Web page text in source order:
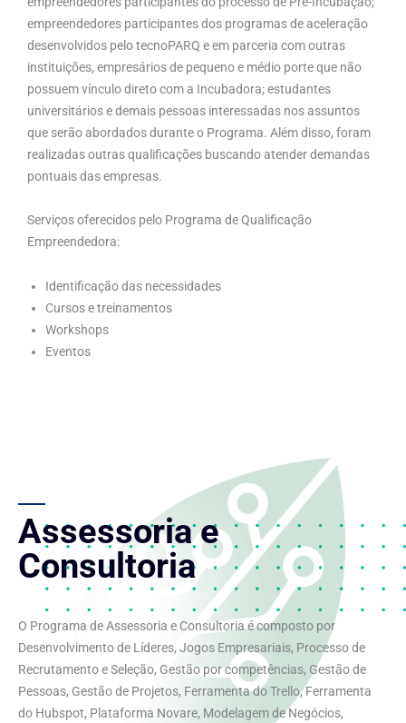
empreendedores participantes dos programas de aceleração
desenvolvidos pelo tecnoPARQ e em parceria com outras
instituições, empresários de pequeno e médio porte que não
possuem vínculo direto com a Incubadora; estudantes
universitários e demais pessoas interessadas nos assuntos
que serão abordados durante o Programa. Além disso, foram
realizadas outras qualificações buscando atender demandas
pontuais das empresas.
Serviços oferecidos pelo Programa de Qualificação
Empreendedora:
Identificação das necessidades
Cursos e treinamentos
Workshops
Eventos
Assessoria e
Consultoria
O Programa de Assessoria e Consultoria é composto por
Desenvolvimento de Líderes, Jogos Empresariais, Processo de
Recrutamento e Seleção, Gestão por competências, Gestão de
Pessoas, Gestão de Projetos, Ferramenta do Trello, Ferramenta
do Hubspot, Plataforma Novare, Modelagem de Negócios,